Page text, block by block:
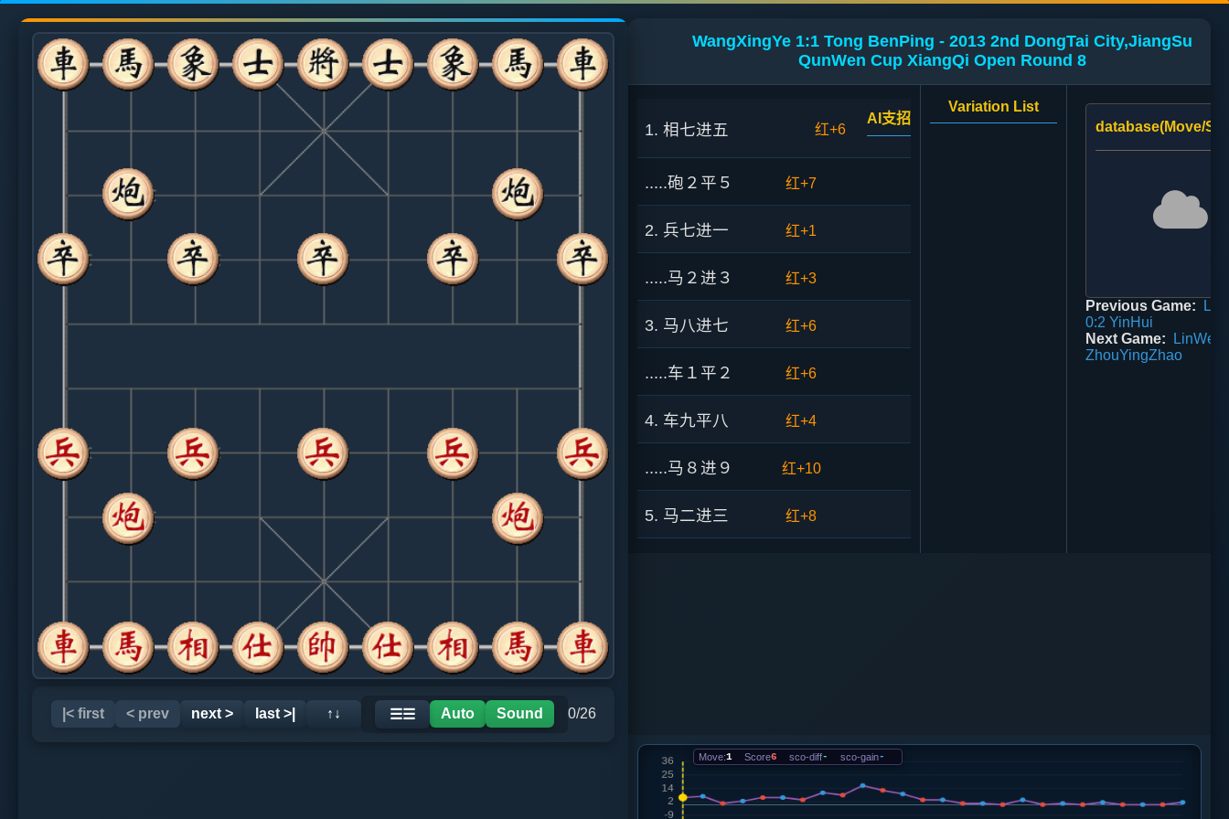
|< first < prev next > last >| ↑↓ ☰☰ Auto Sound 0/26
WangXingYe 1:1 Tong BenPing - 2013 2nd DongTai City,JiangSu
QunWen Cup XiangQi Open Round 8
1. 相七进五 红+6
AI支招
.....砲２平５ 红+7
2. 兵七进一 红+1
.....马２进３ 红+3
3. 马八进七 红+6
.....车１平２ 红+6
4. 车九平八 红+4
.....马８进９ 红+10
5. 马二进三 红+8
.....车８进４ 红+4
8. 炮二进二 红+1 炮二平一
Variation List
database(Move/
Previous Game:
0:2 YinHui
Next Game:
ZhouYingZhao
Move:1 Score6 sco-diff- sco-gain-